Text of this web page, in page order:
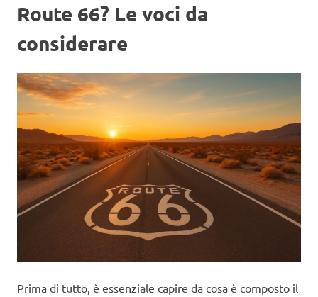
Route 66? Le voci da
considerare
Prima di tutto, è essenziale capire da cosa è composto il